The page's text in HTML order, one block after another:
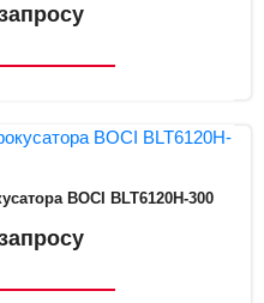
BOCI BLT6120H-300